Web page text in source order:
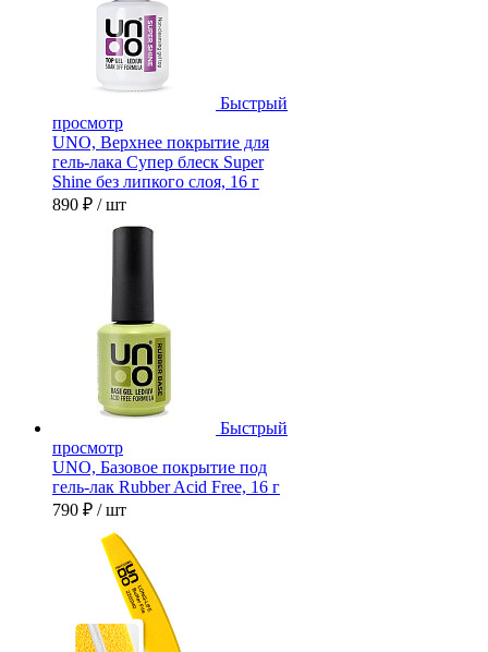
Быстрый
просмотр
UNO, Верхнее покрытие для
гель-лака Супер блеск Super
Shine без липкого слоя, 16 г
890 ₽ / шт
Быстрый
просмотр
UNO, Базовое покрытие под
гель-лак Rubber Acid Free, 16 г
790 ₽ / шт